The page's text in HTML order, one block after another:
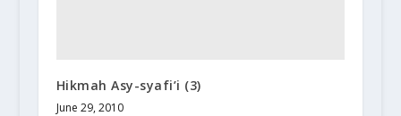
Hikmah Asy-syafi’i (3)
June 29, 2010